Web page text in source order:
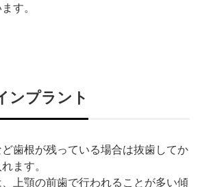
す。
ンプラント
ど歯根が残っている場合は抜歯してか
ます。
、上顎の前歯で行われることが多い傾